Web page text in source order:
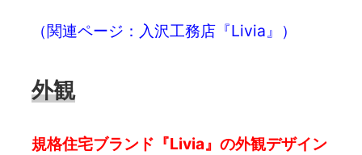
（関連ページ：入沢工務店『Livia』）
外観
規格住宅ブランド『Livia』の外観デザイン